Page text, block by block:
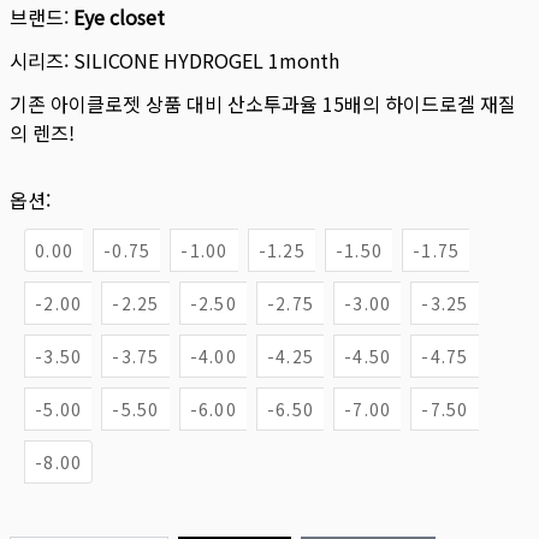
브랜드: Eye closet
시리즈: SILICONE HYDROGEL 1month
기존 아이클로젯 상품 대비 산소투과율 15배의 하이드로겔 재질
의 렌즈!
옵션:
0.00 -0.75 -1.00 -1.25 -1.50 -1.75
-2.00 -2.25 -2.50 -2.75 -3.00 -3.25
-3.50 -3.75 -4.00 -4.25 -4.50 -4.75
-5.00 -5.50 -6.00 -6.50 -7.00 -7.50
-8.00